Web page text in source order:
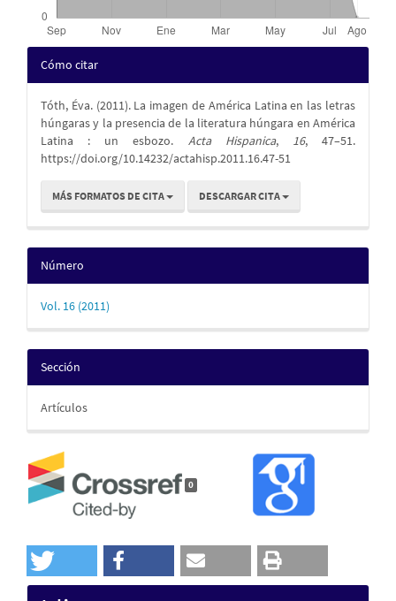
Detalles
del
artículo
Cómo citar
Tóth, Éva. (2011). La imagen de América Latina en las letras
húngaras y la presencia de la literatura húngara en América
Latina : un esbozo. Acta Hispanica, 16, 47–51.
https://doi.org/10.14232/actahisp.2011.16.47-51
MÁS FORMATOS DE CITA DESCARGAR CITA
Número
Vol. 16 (2011)
Sección
Artículos
0